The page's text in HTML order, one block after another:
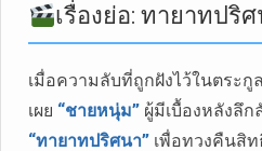
เรื่องย่อ: ทายาทปริ
เมื่อความลับที่ถูกฝังไว้ในตระกู
เผย “ชายหนุ่ม” ผู้มีเบื้องหลังลึ
“ทายาทปริศนา” เพื่อทวงคืนสิ